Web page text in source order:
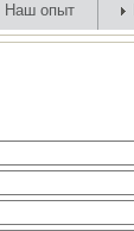
Наш опыт